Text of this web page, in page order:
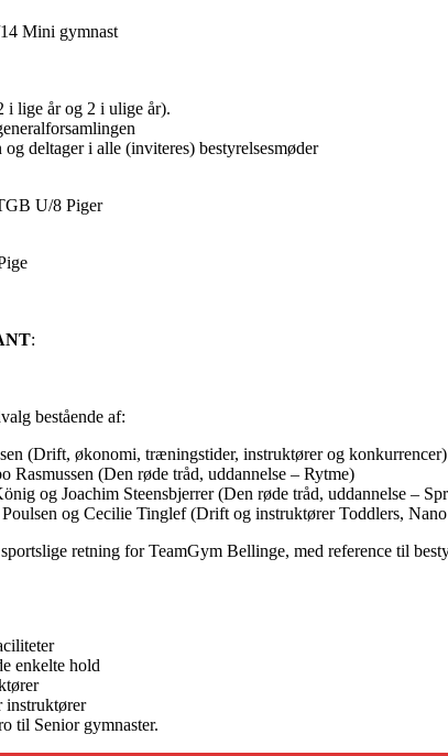
Mini gymnast
i lige år og 2 i ulige år).
deltager i alle (inviteres) bestyrelsesmøder
U/8 Piger
:
bestående af:
(Drift, økonomi, træningstider, instruktører og konkurrencer)
(Den røde tråd, uddannelse – Rytme)
og Joachim Steensbjerrer (Den røde tråd, uddannelse –
og Cecilie Tinglef (Drift og instruktører Toddlers,
retning for TeamGym Bellinge, med reference til
enkelte hold
instruktører
til Senior gymnaster.